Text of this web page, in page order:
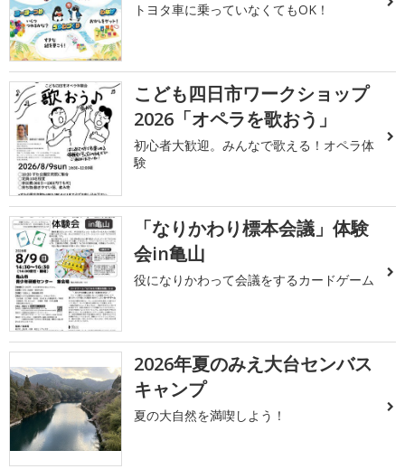
トヨタ車に乗っていなくてもOK！
こども四日市ワークショップ
2026「オペラを歌おう」
初心者大歓迎。みんなで歌える！オペラ体
験
「なりかわり標本会議」体験
会in亀山
役になりかわって会議をするカードゲーム
2026年夏のみえ大台センバス
キャンプ
夏の大自然を満喫しよう！